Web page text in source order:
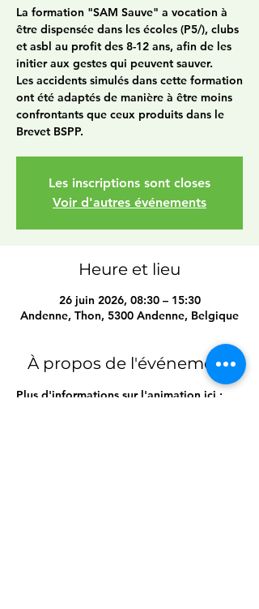
La formation "SAM Sauve" a vocation à
être dispensée dans les écoles (P5/), clubs
et asbl au profit des 8-12 ans, afin de les
initier aux gestes qui peuvent sauver.
Les accidents simulés dans cette formation
ont été adaptés de manière à être moins
confrontants que ceux produits dans le
Brevet BSPP.
Les inscriptions sont closes
Voir d'autres événements
Heure et lieu
26 juin 2026, 08:30 – 15:30
Andenne, Thon, 5300 Andenne, Belgique
À propos de l'événement
Plus d'informations sur l'animation ici :